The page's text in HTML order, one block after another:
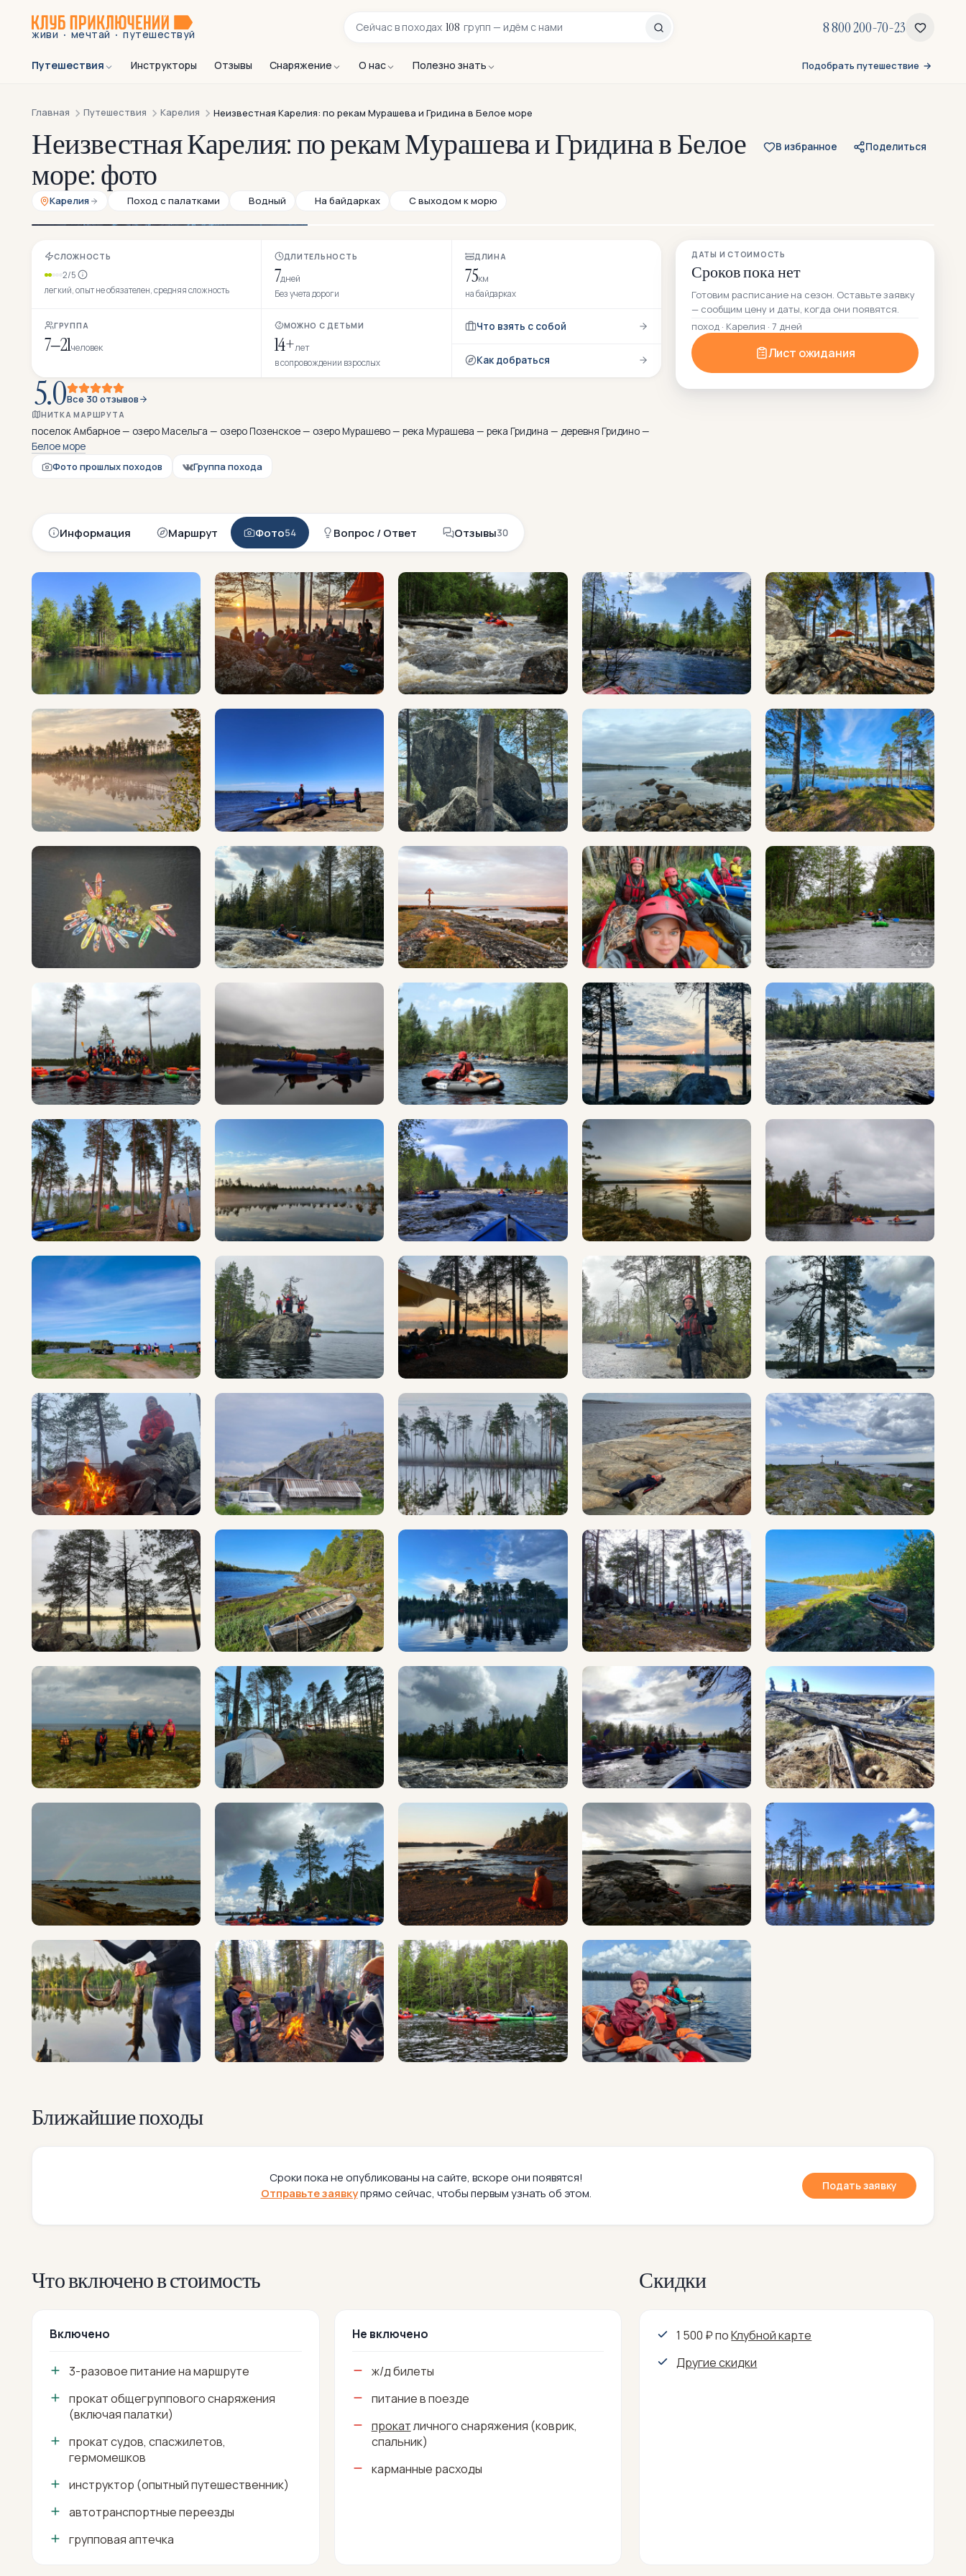
живи · мечтай · путешествуй
Сейчас в походах 108 групп — идём с нами 8 800 200-70-23
Путешествия Инструкторы Отзывы Снаряжение О нас Полезно знать Подобрать путешествие
Главная Путешествия Карелия Неизвестная Карелия: по рекам Мурашева и Гридина в Белое море
Неизвестная Карелия: по рекам Мурашева и Гридина в Белое
море: фото
В избранное Поделиться
Карелия Поход с палатками Водный На байдарках С выходом к морю
СЛОЖНОСТЬ
2/5
легкий, опыт не обязателен, средняя сложность
ДЛИТЕЛЬНОСТЬ
7дней
Без учета дороги
ДЛИНА
75км
на байдарках
ГРУППА
7–21человек
МОЖНО С ДЕТЬМИ
14+лет
в сопровождении взрослых
Что взять с собой
Как добраться
5.0Все 30 отзывов
НИТКА МАРШРУТА
поселок Амбарное — озеро Масельга — озеро Позенское — озеро Мурашево — река Мурашева — река Гридина — деревня Гридино —
Белое море
Фото прошлых походов
Группа похода
ДАТЫ И СТОИМОСТЬ
Сроков пока нет
Готовим расписание на сезон. Оставьте заявку
— сообщим цену и даты, когда они появятся.
поход · Карелия · 7 дней
Лист ожидания
Информация Маршрут Фото54 Вопрос / Ответ Отзывы30
Ближайшие походы
Сроки пока не опубликованы на сайте, вскоре они появятся!
Отправьте заявкупрямо сейчас, чтобы первым узнать об этом.
Подать заявку
Что включено в стоимость
Включено
3-разовое питание на маршруте
прокат общегруппового снаряжения
(включая палатки)
прокат судов, спасжилетов,
гермомешков
инструктор (опытный путешественник)
автотранспортные переезды
групповая аптечка
Не включено
ж/д билеты
питание в поезде
прокатличного снаряжения (коврик,
спальник)
карманные расходы
Скидки
1 500 ₽поКлубной карте
Другие скидки